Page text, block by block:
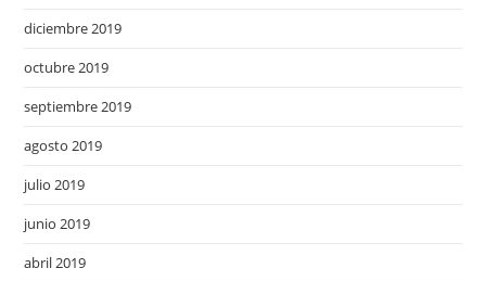
diciembre 2019
octubre 2019
septiembre 2019
agosto 2019
julio 2019
junio 2019
abril 2019